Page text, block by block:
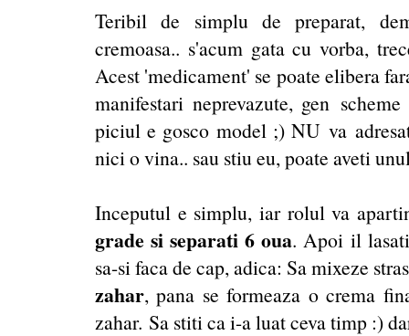
Teribil de simplu de preparat,
cremoasa.. s'acum gata cu vorba,
Acest 'medicament' se poate elibera
manifestari neprevazute, gen
piciul e gosco model ;) NU va
nici o vina.. sau stiu eu, poate aveti
Inceputul e simplu, iar rolul va
grade si separati 6 oua. Apoi il
sa-si faca de cap, adica: Sa mixeze
zahar, pana se formeaza o crema
zahar. Sa stiti ca i-a luat ceva timp :)